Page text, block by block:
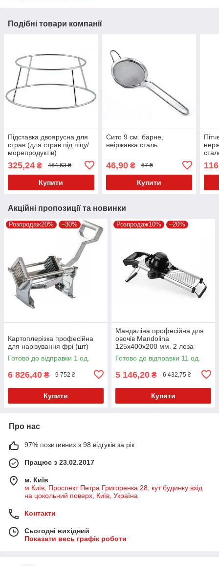
Подібні товари компанії
Підставка двоярусна для
страв (для страв під піцу/
морепродуктів)
нержавіюча сталь
325,24 ₴ 464,63 ₴
Купити
Сито 9 см. барне,
неіржавка сталь
46,90₴ 67 ₴
Купити
Акційні пропозиції та новинки
Розпродаж20% –30%
Картоплерізка професійна
для нарізування фрі (шт)
Готово до відправки 1 од.
6 826,40 ₴ 9 752 ₴
Купити
Розпродаж10% –20%
Мандаліна професійна для
овочів Mandolina
125x400х200 мм. 2 леза
Hendi 222652
Готово до відправки 11 од.
5 146,20 ₴ 6 432,75 ₴
Купити
Про нас
97% позитивних з 98 відгуків за рік
Працює з 23.02.2017
м. Київ
м Київ, Проспект Петра Григоренка 28, кут будинку вхід
на цокольний поверх, Київ, Україна
Контакти
Сьогодні вихідний
Показати весь графік роботи